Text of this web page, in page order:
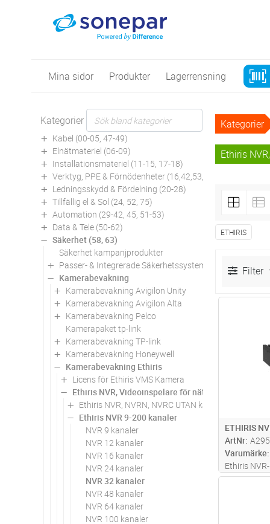
Mina sidor Produkter Lagerrensning
Kategorier
Kabel (00-05, 47-49)
Elnätmateriel (06-09)
Installationsmateriel (11-15, 17-18)
Verktyg, PPE & Förnödenheter (16,42,53,94)
Ledningsskydd & Fördelning (20-28)
Tillfällig el & Sol (24, 52, 75)
Automation (29-42, 45, 51-53)
Data & Tele (50-62)
Säkerhet (58, 63)
Säkerhet kampanjprodukter
Passer- & Integrerade Säkerhetssystem
Kamerabevakning
Kamerabevakning Avigilon Unity
Kamerabevakning Avigilon Alta
Kamerabevakning Pelco
Kamerapaket tp-link
Kamerabevakning TP-link
Kamerabevakning Honeywell
Kamerabevakning Ethiris
Licens för Ethiris VMS Kamera
Ethiris NVR, Videoinspelare för nätverk, 9 till 200ch
Ethiris NVR, NVRN, NVRC UTAN kameralicens
Ethiris NVR 9-200 kanaler
NVR 9 kanaler
NVR 12 kanaler
NVR 16 kanaler
NVR 24 kanaler
NVR 32 kanaler
NVR 48 kanaler
NVR 64 kanaler
NVR 100 kanaler
Kategorier
Ethiris
ETHIRIS
Filter
ETHIRIS
ArtNr
Varumärke
Ethiris